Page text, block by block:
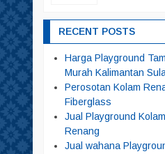
RECENT POSTS
Harga Playground
Murah Kalimantan
Perosotan Kolam
Fiberglass
Jual Playground Kolam
Renang
Jual wahana